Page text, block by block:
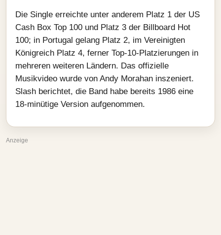
Die Single erreichte unter anderem Platz 1 der US
Cash Box Top 100 und Platz 3 der Billboard Hot
100; in Portugal gelang Platz 2, im Vereinigten
Königreich Platz 4, ferner Top-10-Platzierungen in
mehreren weiteren Ländern. Das offizielle
Musikvideo wurde von Andy Morahan inszeniert.
Slash berichtet, die Band habe bereits 1986 eine
18-minütige Version aufgenommen.
Anzeige